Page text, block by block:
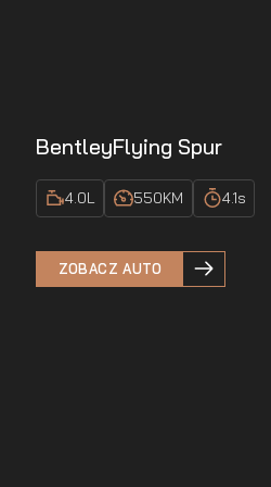
BentleyFlying Spur
4.0L 550KM 4.1s
ZOBACZ AUTO